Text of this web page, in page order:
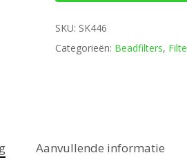
SKU: SK446
Categorieën: Beadfilters,
Aanvullende informatie